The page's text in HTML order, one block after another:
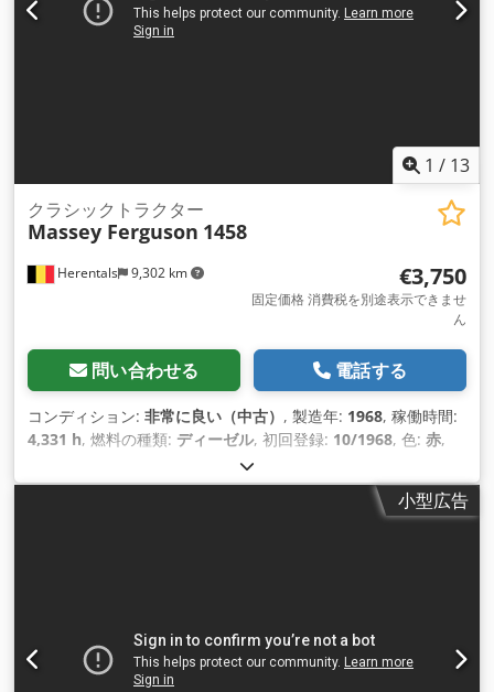
ます。 このオファーはレッグバンパーに適用されます: 商品コ
ード: MTP001334 • 高さ: 400mm • 幅: 170mm • 長さ: 300mm
ボード））を幅広く取り揃えています。 記載の価格はポーラン
ド国外への輸出用の卸売数量の販売に適用されますので、詳細
についてはお問い合わせください。 ポーランドの卸売価格と小
売価格を確認するには、お問い合わせください。 ※上記価格は
ッパ全域への輸送が可能です。 ※上記料金には交通費は含まれ
ません。 * 場所: ポーランド、フミエルフ/タルノブジェク。
1 / 13
Herentals 9,302 km
クラシックトラクター
Massey Ferguson 1458
€3,750
固定価格 消費税を別途表示できませ
ん
問い合わせる 電話する
コンディション: 非常に良い（中古） , 製造年: 1968, 稼働時間:
4,331 h, 燃料の種類: ディーゼル, 初回登録: 10/1968, 色: 赤,
小型広告